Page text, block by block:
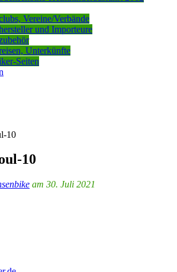
Vereine/Verbände
und Importeure
Unterkünfte
Seiten
10
10
am 30. Juli 2021